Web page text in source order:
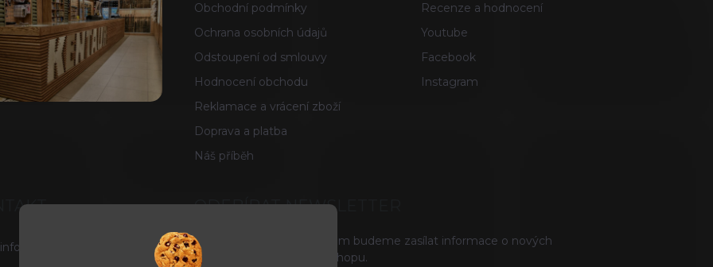
Obchodní podmínky
Ochrana osobních údajů
Odstoupení od smlouvy
Hodnocení obchodu
Reklamace a vrácení zboží
Doprava a platba
Náš příběh
Recenze a hodnocení
Youtube
Facebook
Instagram
info
ODEBÍRAT NEWSLETTER
Vložte svůj e-mail a my vám budeme zasílat informace o nových
produktech na našem e-shopu.